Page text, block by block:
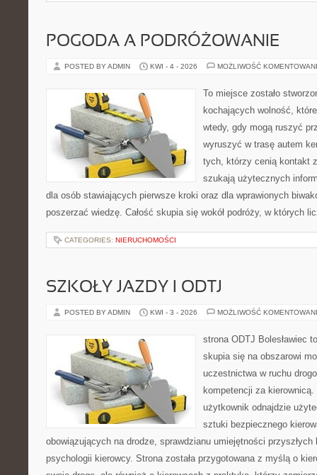
POGODA A PODRÓŻOWANIE
POSTED BY ADMIN KWI - 4 - 2026 MOŻLIWOŚĆ
To miejsce zostało
kochających wolność,
wtedy, gdy mogą ruszyć
wyruszyć w trasę autem
tych, którzy cenią kontakt
szukają użytecznych
dla osób stawiających pierwsze kroki oraz dla wprawionych
poszerzać wiedzę. Całość skupia się wokół podróży, w których
CATEGORIES: NIERUCHOMOŚCI
SZKOŁY JAZDY I ODTJ
POSTED BY ADMIN KWI - 3 - 2026 MOŻLIWOŚĆ
strona ODTJ Bolesławiec
skupia się na obszarowi
uczestnictwa w ruchu
kompetencji za
użytkownik odnajdzie
sztuki bezpiecznego
obowiązujących na drodze, sprawdzianu umiejętności przyszłych
psychologii kierowcy. Strona została przygotowana z myślą o